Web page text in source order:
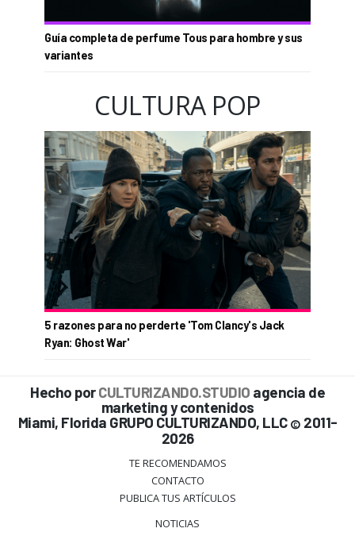
Guía completa de perfume Tous para hombre y sus
variantes
CULTURA POP
5 razones para no perderte 'Tom Clancy's Jack
Ryan: Ghost War'
Hecho porCULTURIZANDO.STUDIO agencia de
marketing y contenidos
Miami, Florida GRUPO CULTURIZANDO, LLC © 2011-
2026
TE RECOMENDAMOS
CONTACTO
PUBLICA TUS ARTÍCULOS
NOTICIAS